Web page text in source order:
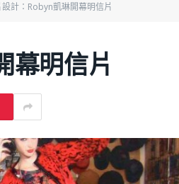
設計：Robyn凱琳開幕明信片
幕明信片